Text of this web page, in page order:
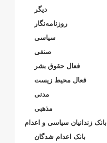
دیگر
روزنامەنگار
سیاسی
صنفی
فعال حقوق بشر
فعال محیط زیست
مدنی
مذهبی
بانک زندانیان سیاسی و اعدام
بانک اعدام شدگان